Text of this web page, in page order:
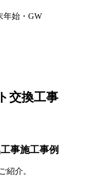
年始・GW
交換工事
事施工事例
紹介。